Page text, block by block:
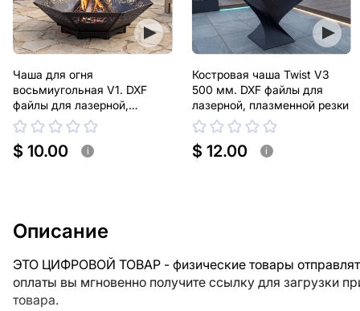
Чаша для огня
восьмиугольная V1. DXF
файлы для лазерной,
плазменной резки
$ 10.00 i
Костровая чаша Twist V3
500 мм. DXF файлы для
лазерной, плазменной резки
$ 12.00 i
Описание
ЭТО ЦИФРОВОЙ ТОВАР - физические товары
оплаты вы мгновенно получите ссылку для загрузки
товара.